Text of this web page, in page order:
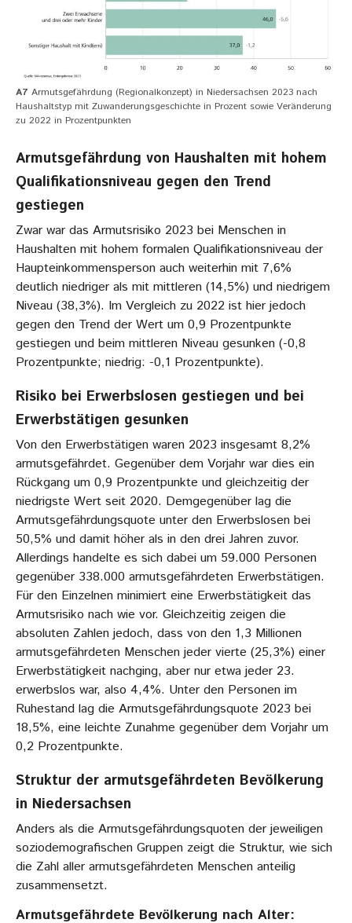
A7 Armutsgefährdung (Regionalkonzept) in Niedersachsen 2023 nach
Haushaltstyp mit Zuwanderungsgeschichte in Prozent sowie Veränderung
zu 2022 in Prozentpunkten
Armutsgefährdung von Haushalten mit hohem
Qualifikationsniveau gegen den Trend
gestiegen
Zwar war das Armutsrisiko 2023 bei Menschen in
Haushalten mit hohem formalen Qualifikationsniveau der
Haupteinkommensperson auch weiterhin mit 7,6%
deutlich niedriger als mit mittleren (14,5%) und niedrigem
Niveau (38,3%). Im Vergleich zu 2022 ist hier jedoch
gegen den Trend der Wert um 0,9 Prozentpunkte
gestiegen und beim mittleren Niveau gesunken (-0,8
Prozentpunkte; niedrig: -0,1 Prozentpunkte).
Risiko bei Erwerbslosen gestiegen und bei
Erwerbstätigen gesunken
Von den Erwerbstätigen waren 2023 insgesamt 8,2%
armutsgefährdet. Gegenüber dem Vorjahr war dies ein
Rückgang um 0,9 Prozentpunkte und gleichzeitig der
niedrigste Wert seit 2020. Demgegenüber lag die
Armutsgefährdungsquote unter den Erwerbslosen bei
50,5% und damit höher als in den drei Jahren zuvor.
Allerdings handelte es sich dabei um 59.000 Personen
gegenüber 338.000 armutsgefährdeten Erwerbstätigen.
Für den Einzelnen minimiert eine Erwerbstätigkeit das
Armutsrisiko nach wie vor. Gleichzeitig zeigen die
absoluten Zahlen jedoch, dass von den 1,3 Millionen
armutsgefährdeten Menschen jeder vierte (25,3%) einer
Erwerbstätigkeit nachging, aber nur etwa jeder 23.
erwerbslos war, also 4,4%. Unter den Personen im
Ruhestand lag die Armutsgefährdungsquote 2023 bei
18,5%, eine leichte Zunahme gegenüber dem Vorjahr um
0,2 Prozentpunkte.
Struktur der armutsgefährdeten Bevölkerung
in Niedersachsen
Anders als die Armutsgefährdungsquoten der jeweiligen
soziodemografischen Gruppen zeigt die Struktur, wie sich
die Zahl aller armutsgefährdeten Menschen anteilig
zusammensetzt.
Armutsgefährdete Bevölkerung nach Alter: